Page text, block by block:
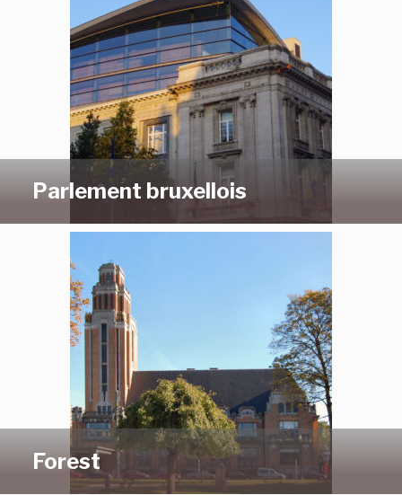
Parlement bruxellois
Forest